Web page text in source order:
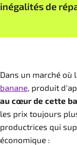
inégalités de
Dans un marché où
banane, produit
au cœur de cette
les prix toujours
productrices qui
économique :